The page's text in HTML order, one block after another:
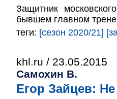
Защитник
бывшем главном
теги: [сезон 2020/21]
khl.ru / 23.05.2015
Самохин В.
Егор Зайцев: Не